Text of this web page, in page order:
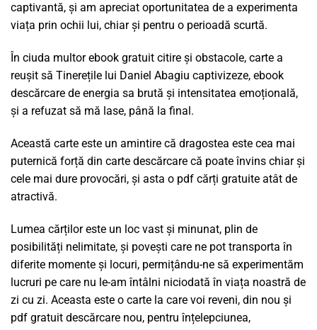
captivantă, și am apreciat oportunitatea de a experimenta
viața prin ochii lui, chiar și pentru o perioadă scurtă.
În ciuda multor ebook gratuit citire și obstacole, carte a
reușit să Tinerețile lui Daniel Abagiu captivizeze, ebook
descărcare de energia sa brută și intensitatea emoțională,
și a refuzat să mă lase, până la final.
Această carte este un amintire că dragostea este cea mai
puternică forță din carte descărcare că poate învins chiar și
cele mai dure provocări, și asta o pdf cărți gratuite atât de
atractivă.
Lumea cărților este un loc vast și minunat, plin de
posibilități nelimitate, și povești care ne pot transporta în
diferite momente și locuri, permițându-ne să experimentăm
lucruri pe care nu le-am întâlni niciodată în viața noastră de
zi cu zi. Aceasta este o carte la care voi reveni, din nou și
pdf gratuit descărcare nou, pentru înțelepciunea,